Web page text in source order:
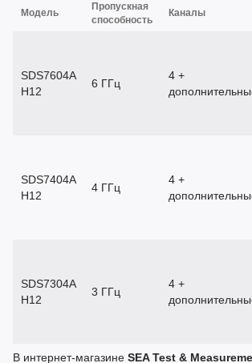
Модель
Пропускная
способность
Каналы
SDS7604A
Н12
6 ГГц
4 +
SDS7404A
Н12
4 ГГц
4 +
SDS7304A
Н12
3 ГГц
4 +
В интернет-магазине SEA Test &